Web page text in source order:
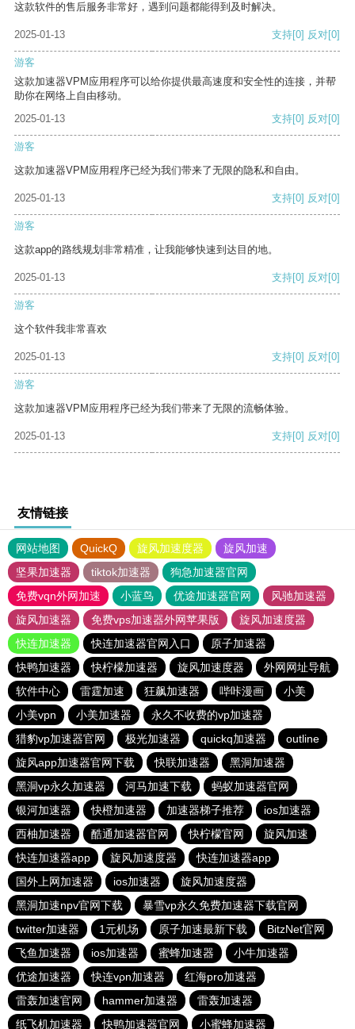
这款软件的售后服务非常好，遇到问题都能得到及时解决。
2025-01-13 支持[0] 反对[0]
游客
这款加速器VPM应用程序可以给你提供最高速度和安全性的连接，并帮
助你在网络上自由移动。
2025-01-13
支持[0] 反对[0]
游客
这款加速器VPM应用程序已经为我们带来了无限的隐私和自由。
2025-01-13 支持[0] 反对[0]
游客
这款app的路线规划非常精准，让我能够快速到达目的地。
2025-01-13 支持[0] 反对[0]
游客
这个软件我非常喜欢
2025-01-13 支持[0] 反对[0]
游客
这款加速器VPM应用程序已经为我们带来了无限的流畅体验。
2025-01-13 支持[0] 反对[0]
友情链接
网站地图 QuickQ 旋风加速度器
旋风加速
坚果加速器
tiktok加速器
狗急加速器官网
免费vqn外网加速
小蓝鸟 优途加速器官网
风驰加速器
旋风加速器
免费vps加速器外网苹果版
旋风加速度器
快连加速器
快连加速器官网入口
原子加速器
快鸭加速器
快柠檬加速器 旋风加速度器
外网网址导航
软件中心
雷霆加速 狂飙加速器 哔咔漫画
小美
小美vpn
小美加速器
永久不收费的vp加速器
猎豹vp加速器官网
极光加速器 quickq加速器
outline
旋风app加速器官网下载
快联加速器
黑洞加速器
黑洞vp永久加速器
河马加速下载
蚂蚁加速器官网
银河加速器
快橙加速器 加速器梯子推荐
ios加速器
西柚加速器
酷通加速器官网 快柠檬官网
旋风加速
快连加速器app
旋风加速度器
快连加速器app
国外上网加速器
ios加速器
旋风加速度器
黑洞加速npv官网下载
暴雪vp永久免费加速器下载官网
twitter加速器
1元机场 原子加速最新下载
BitzNet官网
飞鱼加速器
ios加速器 蜜蜂加速器
小牛加速器
优途加速器
快连vρn加速器
红海pro加速器
雷轰加速官网
hammer加速器
雷轰加速器
纸飞机加速器
快鸭加速器官网 小蜜蜂加速器